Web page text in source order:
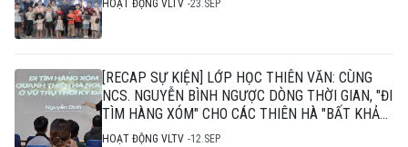
HOẠT ĐỘNG VLTV 23.SEP
[RECAP SỰ KIỆN] LỚP HỌC THIÊN VĂN: CÙNG
NCS. NGUYỄN BÌNH NGƯỢC DÒNG THỜI GIAN, "ĐI
TÌM HÀNG XÓM" CHO CÁC THIÊN HÀ "BẤT KHẢ
THI"
HOẠT ĐỘNG VLTV 12.SEP